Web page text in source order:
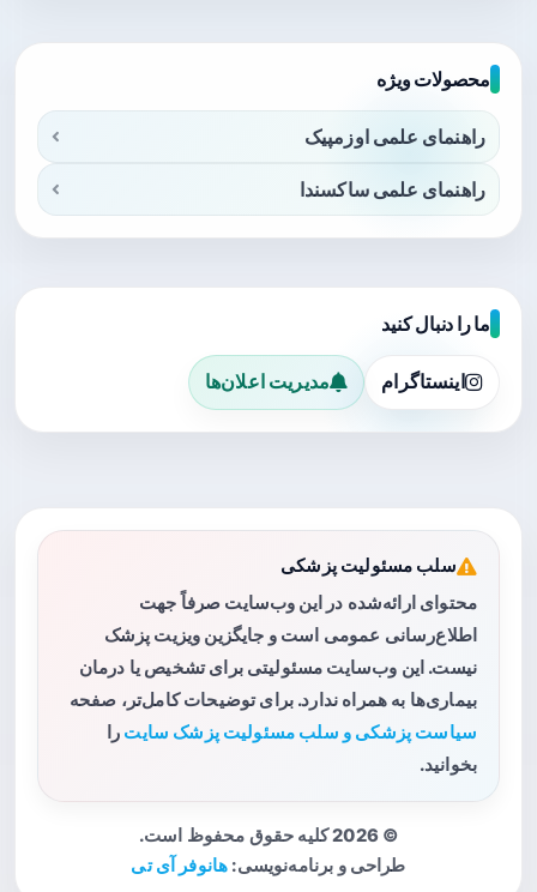
محصولات ویژه
راهنمای علمی اوزمپیک
راهنمای علمی ساکسندا
ما را دنبال کنید
اینستاگرام مدیریت اعلان‌ها
سلب مسئولیت پزشکی
محتوای ارائه‌شده در این وب‌سایت صرفاً جهت
اطلاع‌رسانی عمومی است و جایگزین ویزیت پزشک
نیست. این وب‌سایت مسئولیتی برای تشخیص یا درمان
بیماری‌ها به همراه ندارد. برای توضیحات کامل‌تر، صفحه
سیاست پزشکی و سلب مسئولیت پزشک سایت را
بخوانید.
© 2026 کلیه حقوق محفوظ است.
طراحی و برنامه‌نویسی: هانوفر آی تی